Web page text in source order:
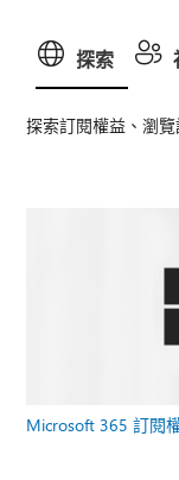
探索
探索訂閱權益、瀏
Microsoft 365 訂閱